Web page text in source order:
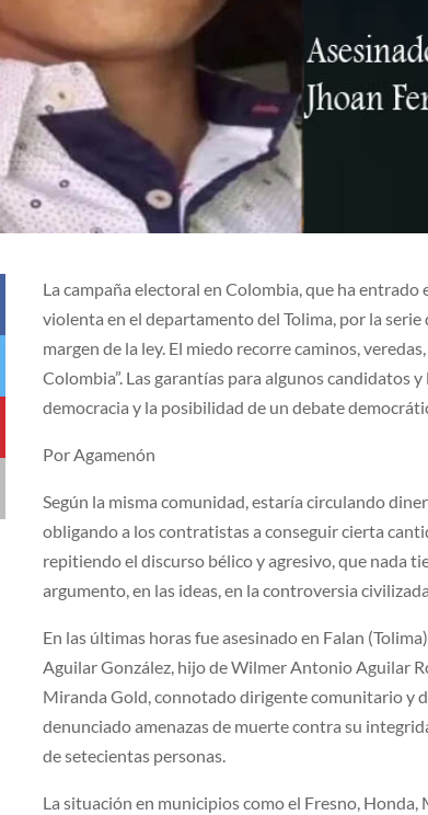
La campaña electoral en Colombia, que ha
violenta en el departamento del Tolima, por la
margen de la ley. El miedo recorre caminos,
Colombia”. Las garantías para algunos candidatos
democracia y la posibilidad de un debate
Por Agamenón
Según la misma comunidad, estaría circulando
obligando a los contratistas a conseguir cierta
repitiendo el discurso bélico y agresivo, que nada
argumento, en las ideas, en la controversia
En las últimas horas fue asesinado en Falan
Aguilar González, hijo de Wilmer Antonio Aguilar
Miranda Gold, connotado dirigente comunitario y
denunciado amenazas de muerte contra su
de setecientas personas.
La situación en municipios como el Fresno,